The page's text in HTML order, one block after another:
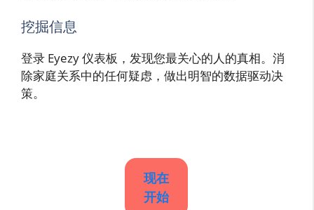
挖掘信息
登录 Eyezy 仪表板，发现您最关心的人的真相。消
除家庭关系中的任何疑虑，做出明智的数据驱动决
策。
现在
开始